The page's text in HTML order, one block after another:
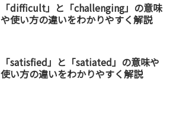
「difficult」と「challenging」の意味
や使い方の違いをわかりやすく解説
「satisfied」と「satiated」の意味や
使い方の違いをわかりやすく解説